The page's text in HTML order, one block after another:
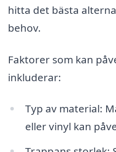
hitta det bästa
behov.
Faktorer som kan
inkluderar:
Typ av material:
eller vinyl kan